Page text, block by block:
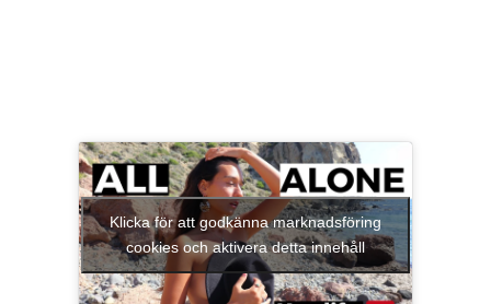
Klicka för att godkänna marknadsföring
cookies och aktivera detta innehåll